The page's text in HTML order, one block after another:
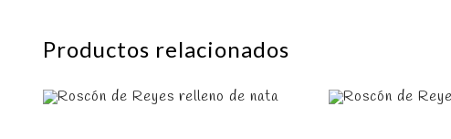
Productos relacionados